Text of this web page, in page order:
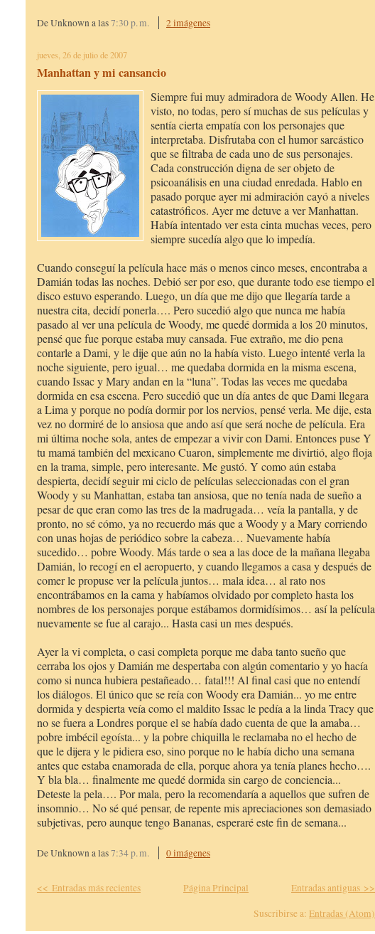
De Unknowna las7:30 p. m. 2 imágenes
jueves, 26 de julio de 2007
Manhattan y mi cansancio
Siempre fui muy admiradora de Woody Allen. He
visto, no todas, pero sí muchas de sus películas y
sentía cierta empatía con los personajes que
interpretaba. Disfrutaba con el humor sarcástico
que se filtraba de cada uno de sus personajes.
Cada construcción digna de ser objeto de
psicoanálisis en una ciudad enredada. Hablo en
pasado porque ayer mi admiración cayó a niveles
catastróficos. Ayer me detuve a ver Manhattan.
Había intentado ver esta cinta muchas veces, pero
siempre sucedía algo que lo impedía.
Cuando conseguí la película hace más o menos cinco meses, encontraba a
Damián todas las noches. Debió ser por eso, que durante todo ese tiempo el
disco estuvo esperando. Luego, un día que me dijo que llegaría tarde a
nuestra cita, decidí ponerla…. Pero sucedió algo que nunca me había
pasado al ver una película de Woody, me quedé dormida a los 20 minutos,
pensé que fue porque estaba muy cansada. Fue extraño, me dio pena
contarle a Dami, y le dije que aún no la había visto. Luego intenté verla la
noche siguiente, pero igual… me quedaba dormida en la misma escena,
cuando Issac y Mary andan en la “luna”. Todas las veces me quedaba
dormida en esa escena. Pero sucedió que un día antes de que Dami llegara
a Lima y porque no podía dormir por los nervios, pensé verla. Me dije, esta
vez no dormiré de lo ansiosa que ando así que será noche de película. Era
mi última noche sola, antes de empezar a vivir con Dami. Entonces puse Y
tu mamá también del mexicano Cuaron, simplemente me divirtió, algo floja
en la trama, simple, pero interesante. Me gustó. Y como aún estaba
despierta, decidí seguir mi ciclo de películas seleccionadas con el gran
Woody y su Manhattan, estaba tan ansiosa, que no tenía nada de sueño a
pesar de que eran como las tres de la madrugada… veía la pantalla, y de
pronto, no sé cómo, ya no recuerdo más que a Woody y a Mary corriendo
con unas hojas de periódico sobre la cabeza… Nuevamente había
sucedido… pobre Woody. Más tarde o sea a las doce de la mañana llegaba
Damián, lo recogí en el aeropuerto, y cuando llegamos a casa y después de
comer le propuse ver la película juntos… mala idea… al rato nos
encontrábamos en la cama y habíamos olvidado por completo hasta los
nombres de los personajes porque estábamos dormidísimos… así la película
nuevamente se fue al carajo... Hasta casi un mes después.
Ayer la vi completa, o casi completa porque me daba tanto sueño que
cerraba los ojos y Damián me despertaba con algún comentario y yo hacía
como si nunca hubiera pestañeado… fatal!!! Al final casi que no entendí
los diálogos. El único que se reía con Woody era Damián... yo me entre
dormida y despierta veía como el maldito Issac le pedía a la linda Tracyque
no se fuera a Londres porque el se había dado cuenta de que la amaba…
pobre imbécil egoísta... y la pobre chiquilla le reclamaba no el hecho de
que le dijera y le pidiera eso, sino porque no le había dicho una semana
antes que estaba enamorada de ella, porque ahora ya tenía planes hecho….
Y bla bla… finalmente me quedé dormida sin cargo de conciencia...
Deteste la pela…. Por mala, pero la recomendaría a aquellos que sufren de
insomnio… No sé qué pensar, de repente mis apreciaciones son demasiado
subjetivas, pero aunque tengo Bananas, esperaré este fin de semana...
De Unknowna las7:34 p. m. 0 imágenes
<< Entradas más recientes Entradas antiguas >>
Página Principal
Suscribirse a: Entradas (Atom)